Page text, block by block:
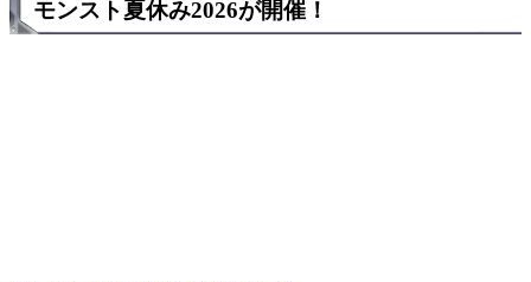
モンスト夏休み2026が開催！